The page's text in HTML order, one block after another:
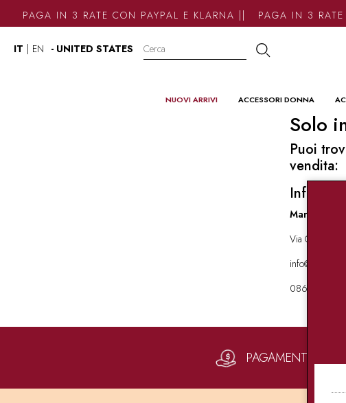
PAGA IN 3 RATE CON PAYPAL E KLARNA || PAGA IN 3
IT EN - UNITED STATES
NUOVI ARRIVI ACCESSORI DONNA
Solo
Puoi
vendita:
Info
Marynda
Via Garibaldi
08631871946
PAGAMENTI SICURI